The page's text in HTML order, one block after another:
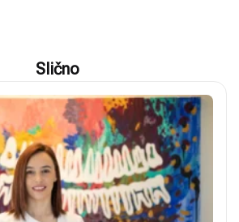
Slično